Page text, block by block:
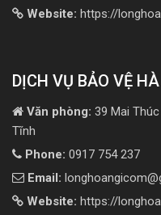
Website: https://
DỊCH VỤ BẢO VỆ
Văn phòng: 39 Mai
Tĩnh
Phone: 0917 754 237
Email:
Website: https://